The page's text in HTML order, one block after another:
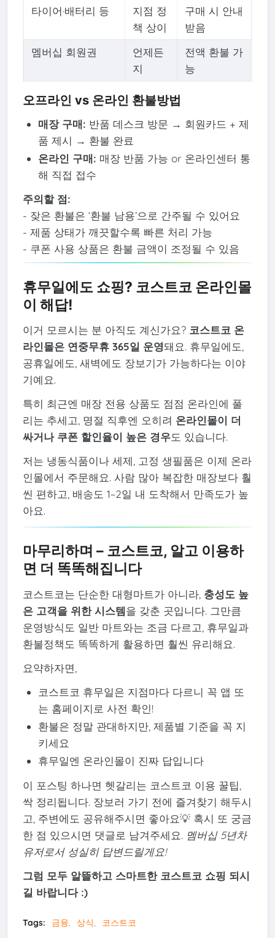
타이어·배터리 등
지점 정
책 상이
구매 시 안내
받음
멤버십 회원권
언제든
지
전액 환불 가
능
오프라인 vs 온라인 환불방법
매장 구매: 반품 데스크 방문 → 회원카드 + 제
품 제시 → 환불 완료
온라인 구매: 매장 반품 가능 or 온라인센터 통
해 직접 접수
주의할 점:
- 잦은 환불은 ‘환불 남용’으로 간주될 수 있어요
- 제품 상태가 깨끗할수록 빠른 처리 가능
- 쿠폰 사용 상품은 환불 금액이 조정될 수 있음
휴무일에도 쇼핑? 코스트코 온라인몰
이 해답!
이거 모르시는 분 아직도 계신가요? 코스트코 온
라인몰은 연중무휴 365일 운영돼요. 휴무일에도,
공휴일에도, 새벽에도 장보기가 가능하다는 이야
기예요.
특히 최근엔 매장 전용 상품도 점점 온라인에 풀
리는 추세고, 명절 직후엔 오히려 온라인몰이 더
싸거나 쿠폰 할인율이 높은 경우도 있습니다.
저는 냉동식품이나 세제, 고정 생필품은 이제 온라
인몰에서 주문해요. 사람 많아 복잡한 매장보다 훨
씬 편하고, 배송도 1~2일 내 도착해서 만족도가 높
아요.
마무리하며 – 코스트코, 알고 이용하
면 더 똑똑해집니다
코스트코는 단순한 대형마트가 아니라, 충성도 높
은 고객을 위한 시스템을 갖춘 곳입니다. 그만큼
운영방식도 일반 마트와는 조금 다르고, 휴무일과
환불정책도 똑똑하게 활용하면 훨씬 유리해요.
요약하자면,
코스트코 휴무일은 지점마다 다르니 꼭 앱 또
는 홈페이지로 사전 확인!
환불은 정말 관대하지만, 제품별 기준을 꼭 지
키세요
휴무일엔 온라인몰이 진짜 답입니다
이 포스팅 하나면 헷갈리는 코스트코 이용 꿀팁,
싹 정리됩니다. 장보러 가기 전에 즐겨찾기 해두시
고, 주변에도 공유해주시면 좋아요💡 혹시 또 궁금
한 점 있으시면 댓글로 남겨주세요. 멤버십 5년차
유저로서 성실히 답변드릴게요!
그럼 모두 알뜰하고 스마트한 코스트코 쇼핑 되시
길 바랍니다 :)
Tags: 금융 상식 코스트코